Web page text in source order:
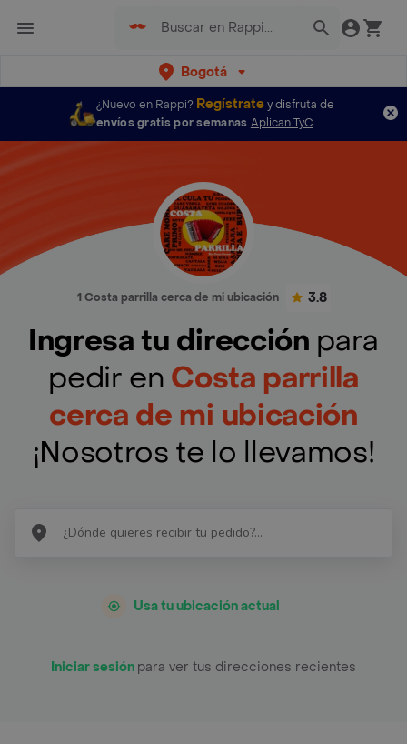
Bogotá
¿Nuevo en Rappi? Regístratey disfruta de
envíos gratis por semanas Aplican TyC
1 Costa parrilla cerca de mi ubicación 3.8
Ingresa tu dirección para
pedir en Costa parrilla
cerca de mi ubicación
¡Nosotros te lo llevamos!
Usa tu ubicación actual
Iniciar sesión para ver tus direcciones recientes